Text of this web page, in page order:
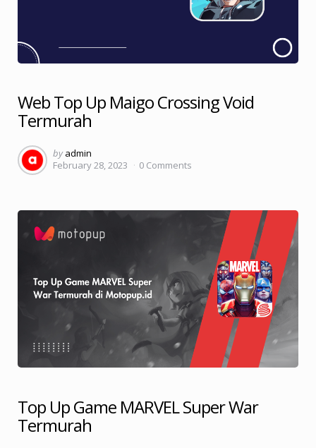
Web Top Up Maigo Crossing Void
Termurah
Posted
by
by admin
February 28, 2023
0 Comments
Top Up Game MARVEL Super War
Termurah